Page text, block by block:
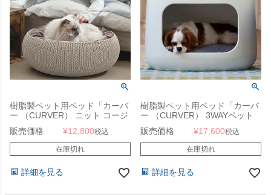
樹脂製ペット用ベッド「カーバ
ー （CURVER） ニット コージ
ー ペット用ベッド （KNIT
COZY PET BED）」
販売価格 ¥12,800税込
在庫切れ
詳細を見る
樹脂製ペット用ベッド「カーバ
ー （CURVER） 3WAYペット
バンクベッド＆キャリー （PET
BUNKBED）」
販売価格 ¥17,600税込
在庫切れ
詳細を見る